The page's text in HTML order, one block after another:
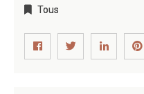
Tous